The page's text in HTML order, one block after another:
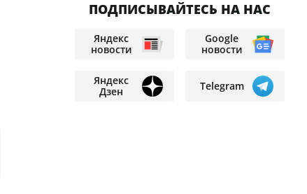
ПОДПИСЫВАЙТЕСЬ НА НАС
Яндекс
новости
Google
новости
Яндекс
Дзен
Telegram